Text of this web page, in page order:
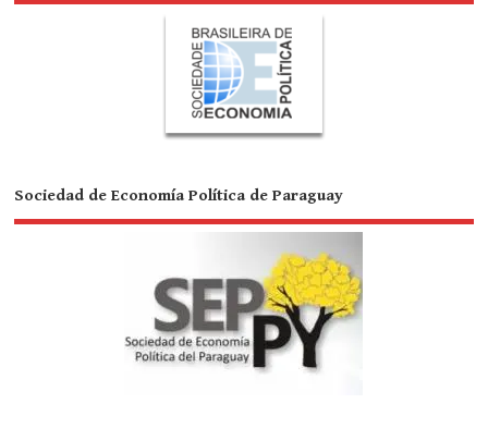
Sociedad de Economía Política de Paraguay